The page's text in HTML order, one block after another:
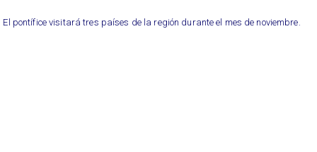
El pontífice visitará tres países de la región durante el mes de noviembre.